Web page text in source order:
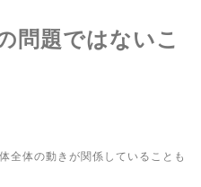
問題ではないこ
全体の動きが関係していることも